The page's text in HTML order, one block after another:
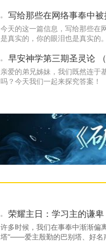
写给那些在网络事奉中
今天的这一篇信息，写给那些在
是真实的，你的眼泪也是真实的
早安神学第三期圣灵论
亲爱的弟兄姊妹，我们既然连于
吗？今天我们一起来探究答案！
荣耀主日：学习主的谦卑
许多时候，我们在事奉中渐渐偏
塔”——爱主殷勤的巴别塔、好名